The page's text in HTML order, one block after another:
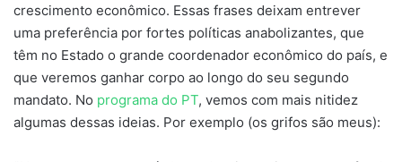
crescimento econômico. Essas frases deixam entrever
uma preferência por fortes políticas anabolizantes, que
têm no Estado o grande coordenador econômico do país, e
que veremos ganhar corpo ao longo do seu segundo
mandato. No programa do PT, vemos com mais nitidez
algumas dessas ideias. Por exemplo (os grifos são meus):